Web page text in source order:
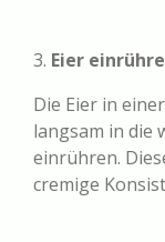
3. Eier
Die Eier in
langsam in die
einrühren.
cremige